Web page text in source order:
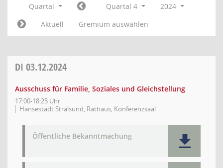
Quartal Quartal 4
2024
Aktuell
Gremium auswählen
DI 03.12.2024
Ausschuss für Familie, Soziales und Gleichstellung
17:00-18:25 Uhr
Hansestadt Stralsund, Rathaus, Konferenzsaal
Öffentliche Bekanntmachung